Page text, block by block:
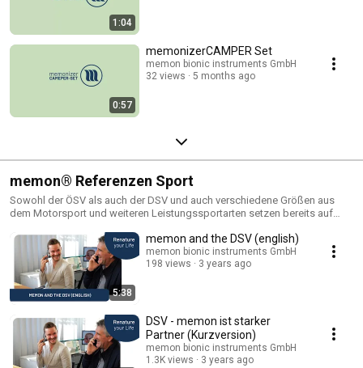
1:04
0:57
memonizerCAMPER Set
memon bionic instruments GmbH
32 views
5 months ago
memon® Referenzen Sport
Sowohl der ÖSV als auch der DSV und auch verschiedene Größen aus
dem Motorsport und weiteren Leistungssportarten setzen bereits auf
Erfahrungen mit memon.
5:38
memon and the DSV (english)
memon bionic instruments GmbH
198 views
3 years ago
DSV - memon ist starker
Partner (Kurzversion)
memon bionic instruments GmbH
1.3K views
3 years ago